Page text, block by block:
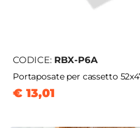
CODICE: RBX-P6A
Portaposate per cassetto
€ 13,01